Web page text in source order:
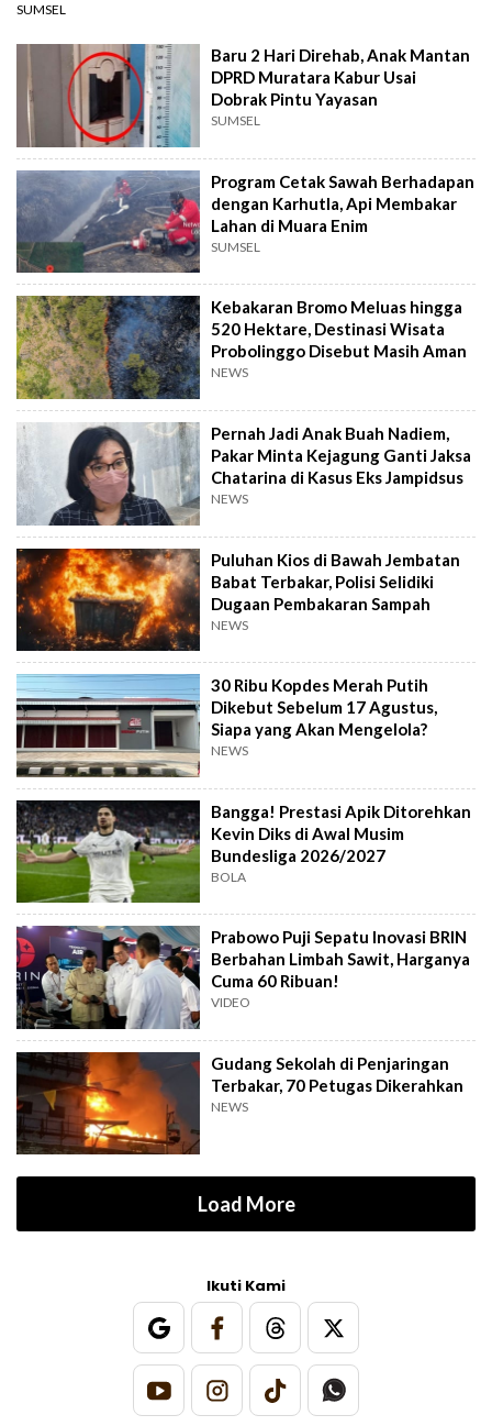
SUMSEL
Baru 2 Hari Direhab, Anak Mantan
DPRD Muratara Kabur Usai
Dobrak Pintu Yayasan
SUMSEL
Program Cetak Sawah Berhadapan
dengan Karhutla, Api Membakar
Lahan di Muara Enim
SUMSEL
Kebakaran Bromo Meluas hingga
520 Hektare, Destinasi Wisata
Probolinggo Disebut Masih Aman
NEWS
Pernah Jadi Anak Buah Nadiem,
Pakar Minta Kejagung Ganti Jaksa
Chatarina di Kasus Eks Jampidsus
NEWS
Puluhan Kios di Bawah Jembatan
Babat Terbakar, Polisi Selidiki
Dugaan Pembakaran Sampah
NEWS
30 Ribu Kopdes Merah Putih
Dikebut Sebelum 17 Agustus,
Siapa yang Akan Mengelola?
NEWS
Bangga! Prestasi Apik Ditorehkan
Kevin Diks di Awal Musim
Bundesliga 2026/2027
BOLA
Prabowo Puji Sepatu Inovasi BRIN
Berbahan Limbah Sawit, Harganya
Cuma 60 Ribuan!
VIDEO
Gudang Sekolah di Penjaringan
Terbakar, 70 Petugas Dikerahkan
NEWS
Load More
Ikuti Kami